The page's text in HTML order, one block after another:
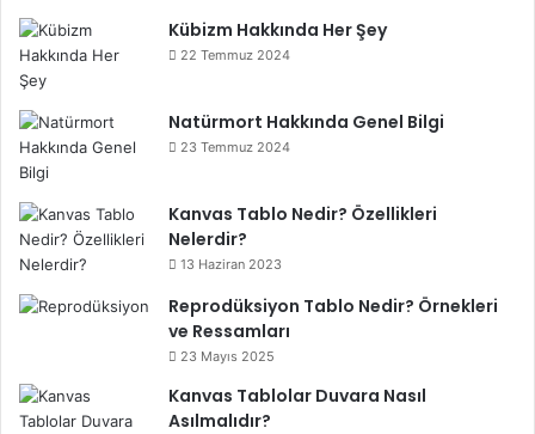
Kübizm Hakkında Her Şey
22 Temmuz 2024
Natürmort Hakkında Genel Bilgi
23 Temmuz 2024
Kanvas Tablo Nedir? Özellikleri
Nelerdir?
13 Haziran 2023
Reprodüksiyon Tablo Nedir? Örnekleri
ve Ressamları
23 Mayıs 2025
Kanvas Tablolar Duvara Nasıl
Asılmalıdır?